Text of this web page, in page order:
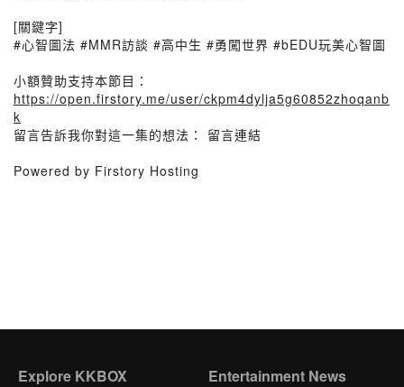
[關鍵字]
#心智圖法 #MMR訪談 #高中生 #勇闖世界 #bEDU玩美心智圖
小額贊助支持本節目：
https://open.firstory.me/user/ckpm4dylja5g60852zhoqanb
k
留言告訴我你對這一集的想法： 留言連結
Powered by Firstory Hosting
Explore KKBOX Entertainment News